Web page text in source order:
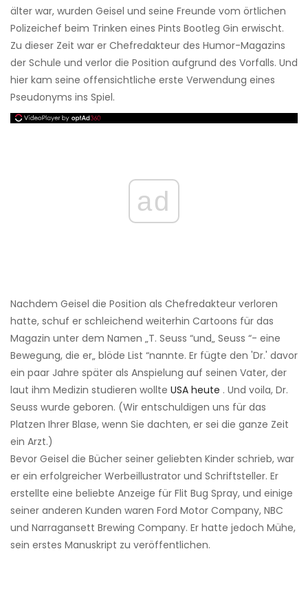
älter war, wurden Geisel und seine Freunde vom örtlichen
Polizeichef beim Trinken eines Pints ​​Bootleg Gin erwischt.
Zu dieser Zeit war er Chefredakteur des Humor-Magazins
der Schule und verlor die Position aufgrund des Vorfalls. Und
hier kam seine offensichtliche erste Verwendung eines
Pseudonyms ins Spiel.
ad
Nachdem Geisel die Position als Chefredakteur verloren
hatte, schuf er schleichend weiterhin Cartoons für das
Magazin unter dem Namen „T. Seuss “und„ Seuss “- eine
Bewegung, die er„ blöde List “nannte. Er fügte den 'Dr.' davor
ein paar Jahre später als Anspielung auf seinen Vater, der
laut ihm Medizin studieren wollte USA heute . Und voila, Dr.
Seuss wurde geboren. (Wir entschuldigen uns für das
Platzen Ihrer Blase, wenn Sie dachten, er sei die ganze Zeit
ein Arzt.)
Bevor Geisel die Bücher seiner geliebten Kinder schrieb, war
er ein erfolgreicher Werbeillustrator und Schriftsteller. Er
erstellte eine beliebte Anzeige für Flit Bug Spray, und einige
seiner anderen Kunden waren Ford Motor Company, NBC
und Narragansett Brewing Company. Er hatte jedoch Mühe,
sein erstes Manuskript zu veröffentlichen.